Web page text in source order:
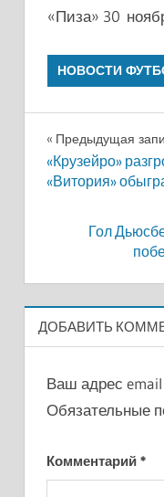
«Пиза» 30
НОВОСТИ
по
Предыдущая
«Крузейро»
«Витория»
Гол
ДОБАВИТЬ
Ваш адрес email
Обязательные
Комментарий *